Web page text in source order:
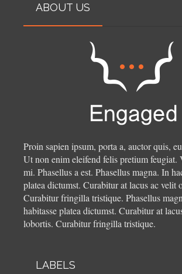
ABOUT US
Proin sapien ipsum, porta a, auctor quis,
Ut non enim eleifend felis pretium feugiat.
mi. Phasellus a est. Phasellus magna. In
platea dictumst. Curabitur at lacus ac velit
Curabitur fringilla tristique. Phasellus
habitasse platea dictumst. Curabitur at
lobortis. Curabitur fringilla tristique.
LABELS